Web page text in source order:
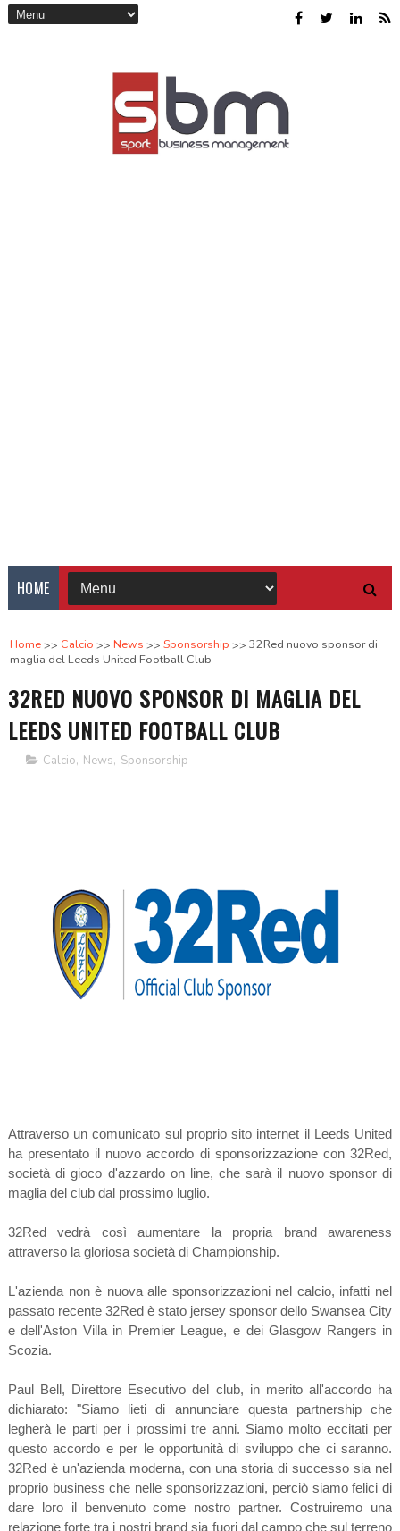
HOME
Home Calcio News Sponsorship
32Red nuovo sponsor di
maglia del Leeds United Football Club
32RED NUOVO SPONSOR DI MAGLIA DEL
LEEDS UNITED FOOTBALL CLUB
Calcio, News, Sponsorship
Attraverso un comunicato sul proprio sito internet il Leeds United
ha presentato il nuovo accordo di sponsorizzazione con 32Red,
società di gioco d'azzardo on line, che sarà il nuovo sponsor di
maglia del club dal prossimo luglio.
32Red vedrà così aumentare la propria brand awareness
attraverso la gloriosa società di Championship.
L'azienda non è nuova alle sponsorizzazioni nel calcio, infatti nel
passato recente 32Red è stato jersey sponsor dello Swansea City
e dell'Aston Villa in Premier League, e dei Glasgow Rangers in
Scozia.
Paul Bell, Direttore Esecutivo del club, in merito all'accordo ha
dichiarato: "Siamo lieti di annunciare questa partnership che
legherà le parti per i prossimi tre anni. Siamo molto eccitati per
questo accordo e per le opportunità di sviluppo che ci saranno.
32Red è un'azienda moderna, con una storia di successo sia nel
proprio business che nelle sponsorizzazioni, perciò siamo felici di
dare loro il benvenuto come nostro partner. Costruiremo una
relazione forte tra i nostri brand sia fuori dal campo che sul terreno